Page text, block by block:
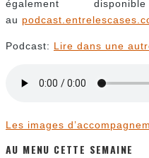
également
au
Podcast: Lire dans une
Les images
AU MENU CETTE SEMAINE